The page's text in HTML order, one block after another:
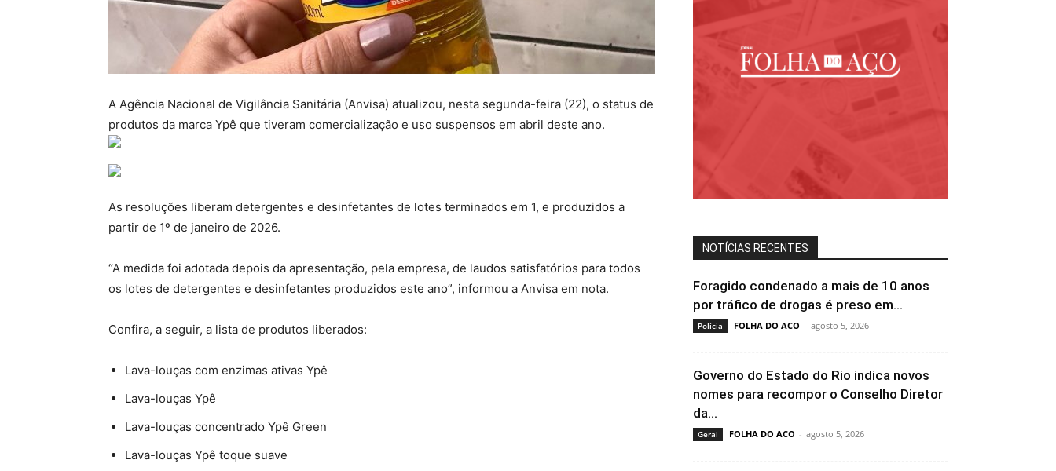
A Agência Nacional de Vigilância Sanitária (Anvisa) atualizou, nesta segunda-feira (22), o status de
produtos da marca Ypê que tiveram comercialização e uso suspensos em abril deste ano.
As resoluções liberam detergentes e desinfetantes de lotes terminados em 1, e produzidos a
partir de 1º de janeiro de 2026.
“A medida foi adotada depois da apresentação, pela empresa, de laudos satisfatórios para todos
os lotes de detergentes e desinfetantes produzidos este ano”, informou a Anvisa em nota.
Confira, a seguir, a lista de produtos liberados:
Lava-louças com enzimas ativas Ypê
Lava-louças Ypê
Lava-louças concentrado Ypê Green
Lava-louças Ypê toque suave
NOTÍCIAS RECENTES
Foragido condenado a mais de 10 anos
por tráfico de drogas é preso em...
Polícia FOLHA DO ACO - agosto 5, 2026
Governo do Estado do Rio indica novos
nomes para recompor o Conselho Diretor
da...
Geral FOLHA DO ACO - agosto 5, 2026